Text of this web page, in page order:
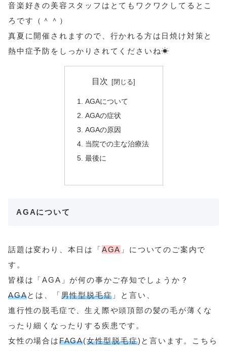
音楽好きの美容スタッフはとてもワクワクしてるとこ
ろです（＾＾）
真夏に開催されますので、行かれる方は日焼け対策と
熱中症予防をしっかりされてくださいね☀
目次
AGAについて
AGAの症状
AGAの原因
当院での主な治療法
最後に
AGAについて
話題は変わり、本日は「AGA 」についてのご案内で
す。
皆様は「AGA」が何の事かご存知でしょうか？
AGAとは、「男性型脱毛症 」と言い、
進行性の脱毛症で、生え際や頭頂部の髪の毛が薄くな
ったり細くなったりする疾患です。
女性の場合はFAGA(女性型脱毛症)と言います。こちら